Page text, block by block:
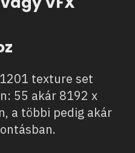
texture set
55 akár 8192 x
a többi pedig akár